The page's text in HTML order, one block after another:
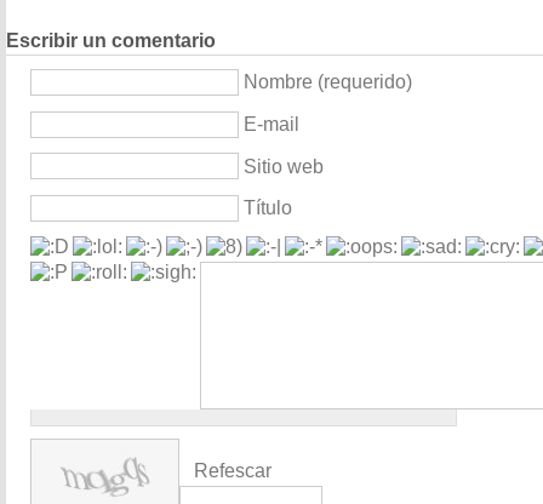
Escribir un comentario
Nombre (requerido)
E-mail
Sitio web
Título
Refescar